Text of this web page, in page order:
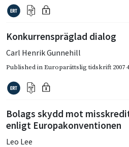
Konkurrenspräglad dialog
Carl Henrik Gunnehill
Published inEuroparättslig tidskrift 2007 4
Bolags skydd mot
enligt Europakonventionen
Leo Lee